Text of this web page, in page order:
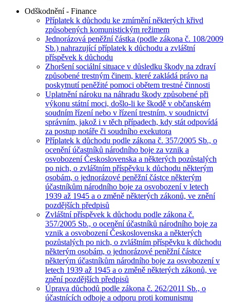
Odškodnění - Finance
Příplatek k důchodu ke zmírnění některých křivd
způsobených komunistickým režimem
Jednorázová peněžní částka (podle zákona č. 108/2009
Sb.) nahrazující příplatek k důchodu a zvláštní
příspěvek k důchodu
Zhoršení sociální situace v důsledku škody na zdraví
způsobené trestným činem, které zakládá právo na
poskytnutí peněžité pomoci obětem trestné činnosti
Uplatnění nároku na náhradu škody způsobené při
výkonu státní moci, došlo-li ke škodě v občanském
soudním řízení nebo v řízení trestním, v soudnictví
správním, jakož i v těch případech, kdy stát odpovídá
za postup notáře či soudního exekutora
Příplatek k důchodu podle zákona č. 357/2005 Sb., o
ocenění účastníků národního boje za vznik a
osvobození Československa a některých pozůstalých
po nich, o zvláštním příspěvku k důchodu některým
osobám, o jednorázové peněžní částce některým
účastníkům národního boje za osvobození v letech
1939 až 1945 a o změně některých zákonů, ve znění
pozdějších předpisů
Zvláštní příspěvek k důchodu podle zákona č.
357/2005 Sb., o ocenění účastníků národního boje za
vznik a osvobození Československa a některých
pozůstalých po nich, o zvláštním příspěvku k důchodu
některým osobám, o jednorázové peněžní částce
některým účastníkům národního boje za osvobození v
letech 1939 až 1945 a o změně některých zákonů, ve
znění pozdějších předpisů
Úprava důchodů podle zákona č. 262/2011 Sb., o
účastnících odboje a odporu proti komunismu